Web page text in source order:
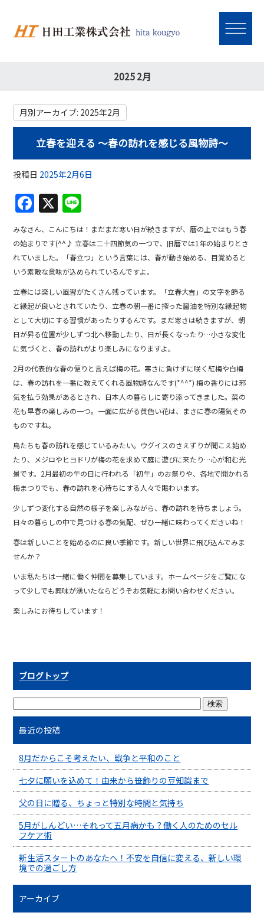
2025 2月
月別アーカイブ: 2025年2月
立春を迎える ～春の訪れを感じる風物詩～
投稿日 2025年2月6日
F
a
c
e
b
o
o
k
X
n
e
みなさん、こんにちは！まだまだ寒い日が続きますが、暦の上ではもう春
の始まりです(^^♪ 立春は二十四節気の一つで、旧暦では1年の始まりとさ
れていました。「春立つ」という言葉には、春が動き始める、目覚めると
いう素敵な意味が込められているんですよ。
立春には楽しい風習がたくさん残っています。「立春大吉」の文字を飾る
と縁起が良いとされていたり、立春の朝一番に搾った醤油を特別な縁起物
として大切にする習慣があったりするんです。まだ寒さは続きますが、朝
日が昇る位置が少しずつ北へ移動したり、日が長くなったり…小さな変化
に気づくと、春の訪れがより楽しみになりますよ。
2月の代表的な春の便りと言えば梅の花。寒さに負けずに咲く紅梅や白梅
は、春の訪れを一番に教えてくれる風物詩なんです(*^^*) 梅の香りには邪
気を払う効果があるとされ、日本人の暮らしに寄り添ってきました。菜の
花も早春の楽しみの一つ。一面に広がる黄色い花は、まさに春の陽気その
ものですね。
鳥たちも春の訪れを感じているみたい。ウグイスのさえずりが聞こえ始め
たり、メジロやヒヨドリが梅の花を求めて庭に遊びに来たり…心が和む光
景です。2月最初の午の日に行われる「初午」のお祭りや、各地で開かれる
梅まつりでも、春の訪れを心待ちにする人々で賑わいます。
少しずつ変化する自然の様子を楽しみながら、春の訪れを待ちましょう。
日々の暮らしの中で見つける春の気配、ぜひ一緒に味わってくださいね！
春は新しいことを始めるのに良い季節です。新しい世界に飛び込んでみま
せんか？
いま私たちは一緒に働く仲間を募集しています。ホームページをご覧にな
って少しでも興味が湧いたならどうぞお気軽にお問い合わせください。
楽しみにお待ちしています！
ブログトップ
最近の投稿
8月だからこそ考えたい、戦争と平和のこと
七夕に願いを込めて！由来から笹飾りの豆知識まで
父の日に贈る、ちょっと特別な時間と気持ち
5月がしんどい…それって五月病かも？働く人のためのセル
フケア術
新生活スタートのあなたへ！不安を自信に変える、新しい環
境での過ごし方
アーカイブ